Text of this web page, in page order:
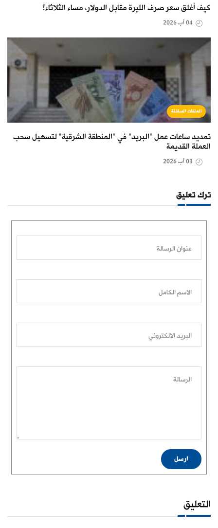
كيف أغلق سعر صرف الليرة مقابل الدولار، مساء الثلاثاء؟
الملفات الساخنة
تمديد ساعات عمل "البريد" في "المنطقة الشرقية" لتسهيل سحب
العملة القديمة
ترك تعليق
عنوان الرسالة
الاسم الكامل
البريد الالكتروني
الرسالة
ارسل
التعليق